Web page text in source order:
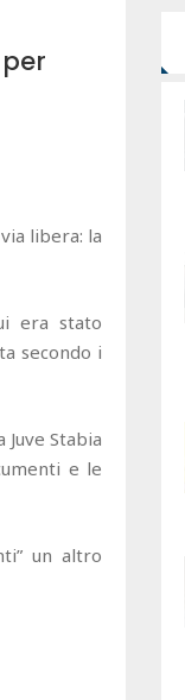
libera: la
era stato
secondo i
Stabia
e le
un altro